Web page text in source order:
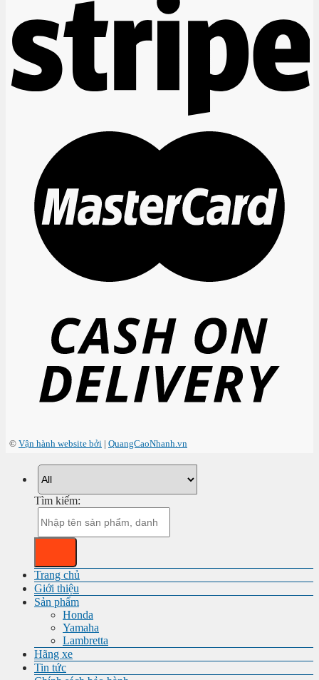
© Vận hành website bởi | QuangCaoNhanh.vn
Tìm kiếm:
Trang chủ
Giới thiệu
Sản phẩm
Honda
Yamaha
Lambretta
Hãng xe
Tin tức